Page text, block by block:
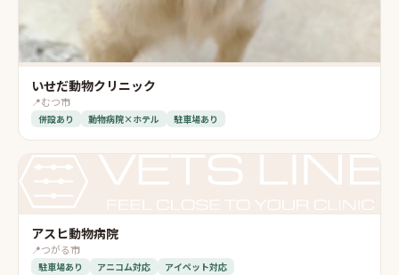
いせだ動物クリニック
📍むつ市
併設あり 動物病院×ホテル 駐車場あり
アスヒ動物病院
📍つがる市
駐車場あり アニコム対応 アイペット対応